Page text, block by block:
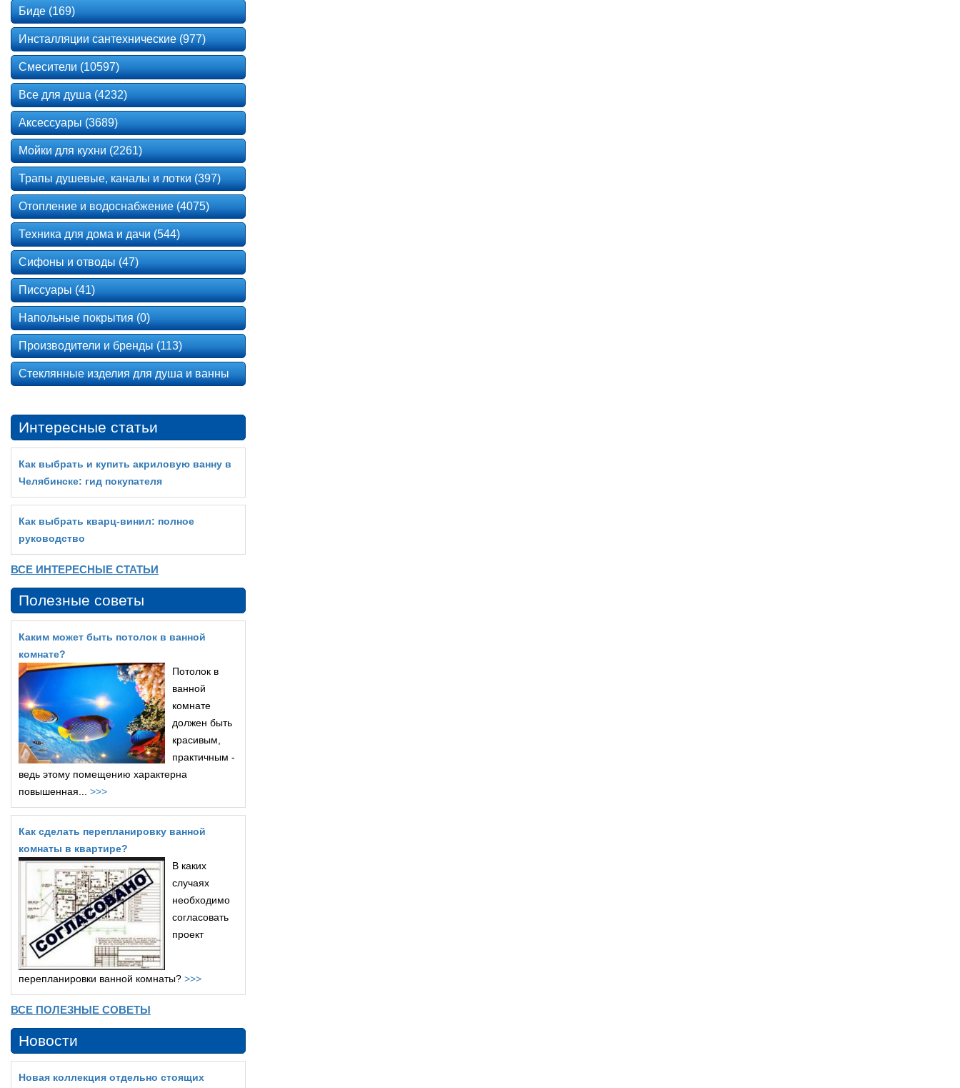
Биде (169)
Инсталляции сантехнические (977)
Смесители (10597)
Все для душа (4232)
Аксессуары (3689)
Мойки для кухни (2261)
Трапы душевые, каналы и лотки (397)
Отопление и водоснабжение (4075)
Техника для дома и дачи (544)
Сифоны и отводы (47)
Писсуары (41)
Напольные покрытия (0)
Производители и бренды (113)
Стеклянные изделия для душа и ванны
Интересные статьи
Как выбрать и купить акриловую ванну в
Челябинске: гид покупателя
Как выбрать кварц‑винил: полное
руководство
ВСЕ ИНТЕРЕСНЫЕ СТАТЬИ
Полезные советы
Каким может быть потолок в ванной
комнате?
Потолок в
ванной
комнате
должен быть
красивым,
практичным -
ведь этому помещению характерна
повышенная... >>>
Как сделать перепланировку ванной
комнаты в квартире?
В каких
случаях
необходимо
согласовать
проект
перепланировки ванной комнаты? >>>
ВСЕ ПОЛЕЗНЫЕ СОВЕТЫ
Новости
Новая коллекция отдельно стоящих